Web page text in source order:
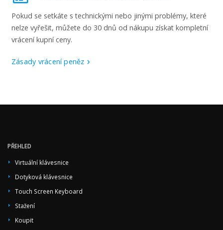
Pokud se setkáte s technickými nebo jinými problémy, které
nelze vyřešit, můžete do 30 dnů od nákupu získat kompletní
vrácení kupní ceny.
Zásady vrácení peněz
PŘEHLED
Virtuální klávesnice
Dotyková klávesnice
Touch Screen Keyboard
Stažení
Koupit